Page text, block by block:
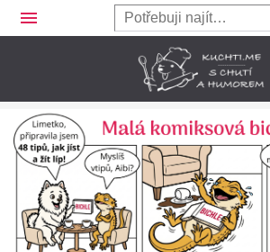
menu